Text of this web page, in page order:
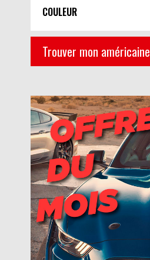
COULEUR
Trouver mon américaine